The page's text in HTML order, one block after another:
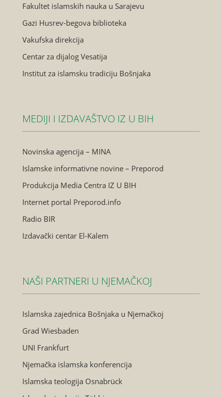
Fakultet islamskih nauka u Sarajevu
Gazi Husrev-begova biblioteka
Vakufska direkcija
Centar za dijalog Vesatija
Institut za islamsku tradiciju Bošnjaka
MEDIJI I IZDAVAŠTVO IZ U BIH
Novinska agencija – MINA
Islamske informativne novine – Preporod
Produkcija Media Centra IZ U BIH
Internet portal Preporod.info
Radio BIR
Izdavački centar El-Kalem
NAŠI PARTNERI U NJEMAČKOJ
Islamska zajednica Bošnjaka u Njemačkoj
Grad Wiesbaden
UNI Frankfurt
Njemačka islamska konferencija
Islamska teologija Osnabrück